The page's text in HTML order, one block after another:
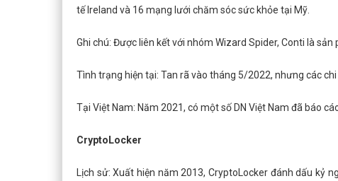
tế Ireland và 16 mạng lưới chăm sóc sức khỏe tại Mỹ.
Ghi chú: Được liên kết với nhóm Wizard Spider, Conti là
Tình trạng hiện tại: Tan rã vào tháng 5/2022, nhưng các
Tại Việt Nam: Năm 2021, có một số DN Việt Nam đã báo
CryptoLocker
Lịch sử: Xuất hiện năm 2013, CryptoLocker đánh dấu kỷ